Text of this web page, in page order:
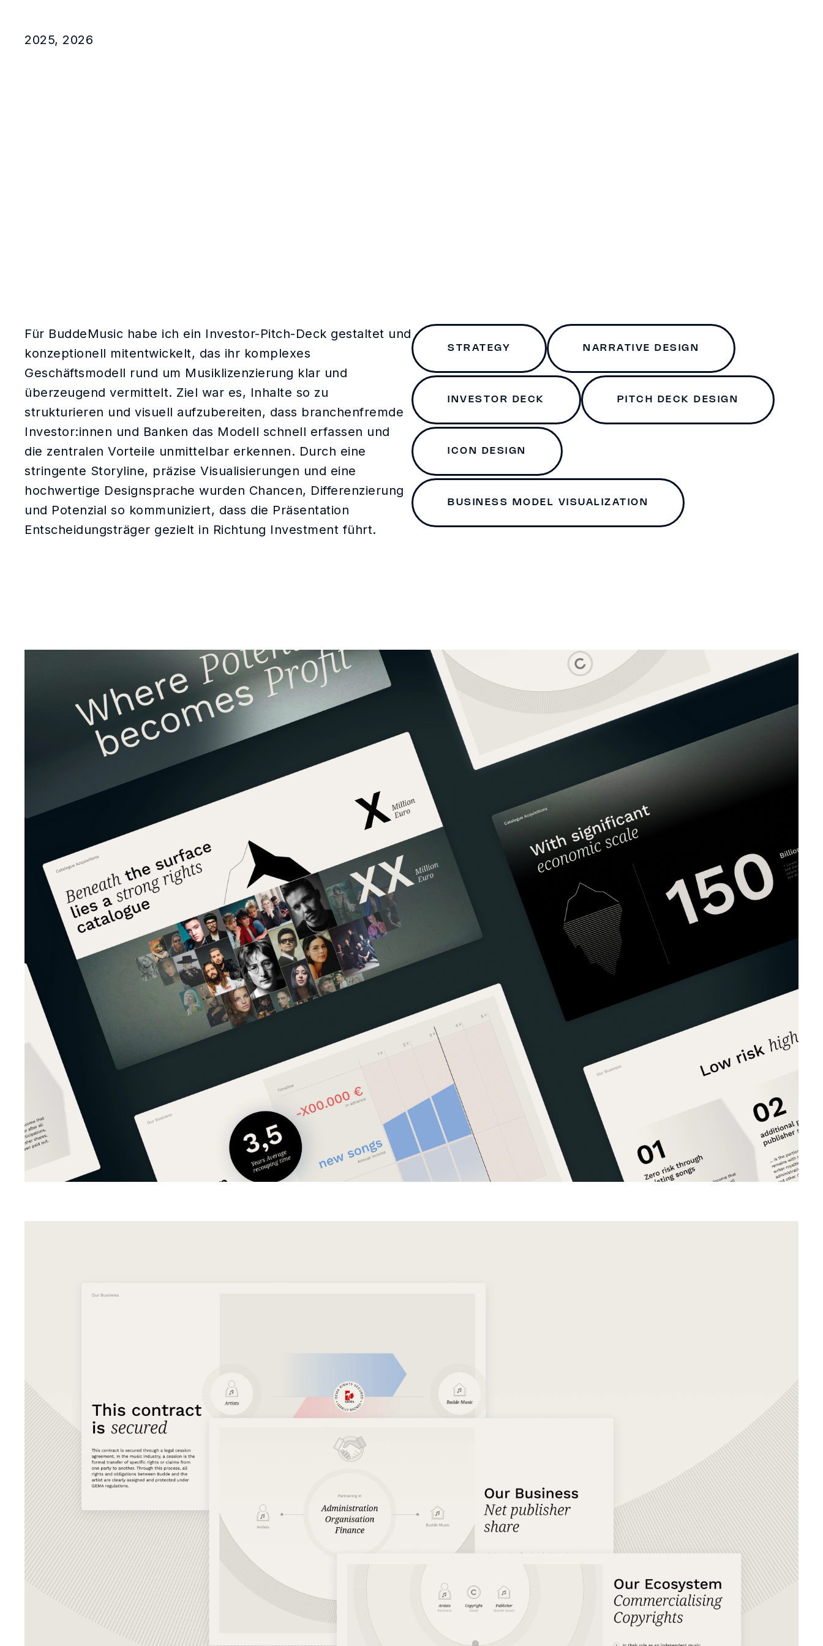
2025, 2026
Für BuddeMusic habe ich ein Investor-Pitch-Deck gestaltet und
konzeptionell mitentwickelt, das ihr komplexes
Geschäftsmodell rund um Musiklizenzierung klar und
überzeugend vermittelt. Ziel war es, Inhalte so zu
strukturieren und visuell aufzubereiten, dass branchenfremde
Investor:innen und Banken das Modell schnell erfassen und
die zentralen Vorteile unmittelbar erkennen. Durch eine
stringente Storyline, präzise Visualisierungen und eine
hochwertige Designsprache wurden Chancen, Differenzierung
und Potenzial so kommuniziert, dass die Präsentation
Entscheidungsträger gezielt in Richtung Investment führt.
STRATEGY NARRATIVE DESIGN
INVESTOR DECK PITCH DECK DESIGN
ICON DESIGN
BUSINESS MODEL VISUALIZATION